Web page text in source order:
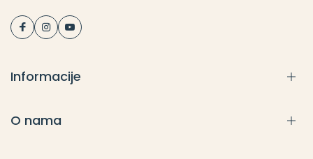
Informacije
O nama